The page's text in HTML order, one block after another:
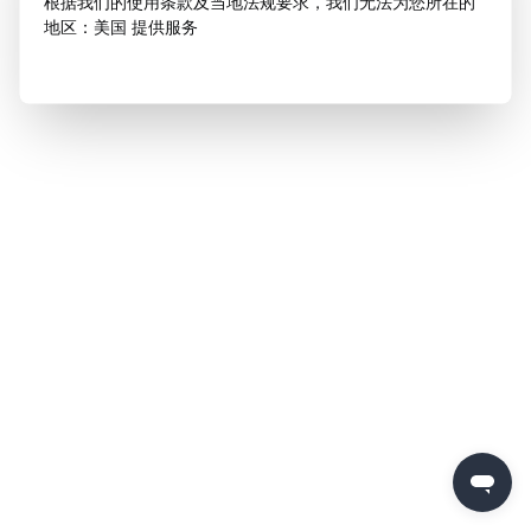
地区：美国 提供服务